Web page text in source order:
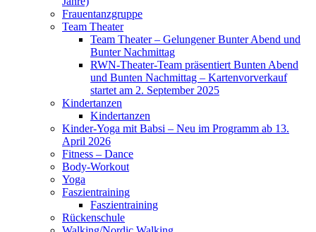
Frauentanzgruppe
Team Theater
Team Theater – Gelungener Bunter Abend und
Bunter Nachmittag
RWN-Theater-Team präsentiert Bunten Abend
und Bunten Nachmittag – Kartenvorverkauf
startet am 2. September 2025
Kindertanzen
Kindertanzen
Kinder-Yoga mit Babsi – Neu im Programm ab 13.
April 2026
Fitness – Dance
Body-Workout
Yoga
Faszientraining
Faszientraining
Rückenschule